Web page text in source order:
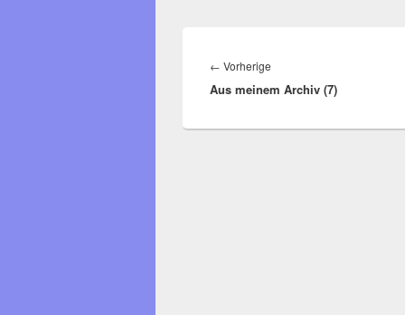
← Vorherige
Beitrag:
Aus meinem Archiv (7)